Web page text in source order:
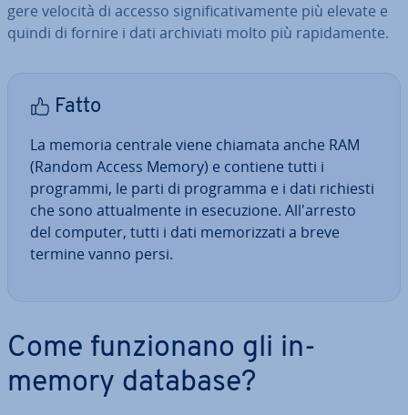
ge­re velocità di accesso si­gni­fi­ca­ti­va­men­te più elevate e
quindi di fornire i dati ar­chi­via­ti molto più ra­pi­da­men­te.
Fatto
La memoria centrale viene chiamata anche RAM
(Random Access Memory) e contiene tutti i
programmi, le parti di programma e i dati richiesti
che sono at­tual­men­te in ese­cu­zio­ne. Al­l'ar­re­sto
del computer, tutti i dati me­mo­riz­za­ti a breve
termine vanno persi.
Come fun­zio­na­no gli in-
memory database?